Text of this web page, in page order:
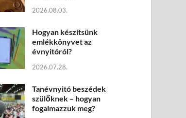
2026.08.03.
Hogyan készítsünk
emlékkönyvet az
évnyitóról?
2026.07.28.
Tanévnyitó beszédek
szülőknek – hogyan
fogalmazzuk meg?